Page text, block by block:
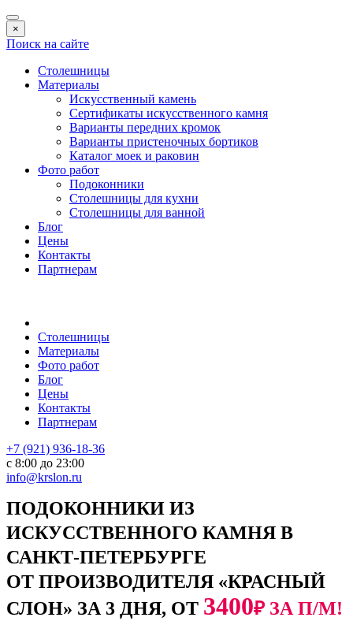
×
Поиск на сайте
Столешницы
Материалы
Искусственный камень
Сертификаты искусственного камня
Варианты передних кромок
Варианты пристеночных бортиков
Каталог моек и раковин
Фото работ
Подоконники
Столешницы для кухни
Столешницы для ванной
Блог
Цены
Контакты
Партнерам
Столешницы
Материалы
Фото работ
Блог
Цены
Контакты
Партнерам
+7 (921) 936-18-36
с 8:00 до 23:00
info@krslon.ru
ПОДОКОННИКИ ИЗ
ИСКУССТВЕННОГО КАМНЯ В
САНКТ-ПЕТЕРБУРГЕ
ОТ ПРОИЗВОДИТЕЛЯ «КРАСНЫЙ
СЛОН» ЗА 3 ДНЯ, ОТ 3400₽ ЗА П/М!